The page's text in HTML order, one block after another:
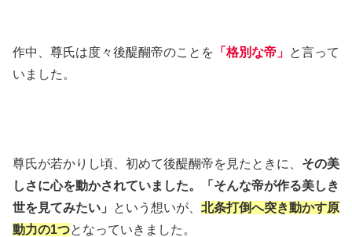
作中、尊氏は度々後醍醐帝のことを 「格別な帝」 と言って
いました。
尊氏が若かりし頃、初めて後醍醐帝を見たときに、 その美
しさに心を動かされていました。「そんな帝が作る美しき
世を見てみたい」
という想いが、 北条打倒へ突き動かす原
動力の1つとなっていきました。